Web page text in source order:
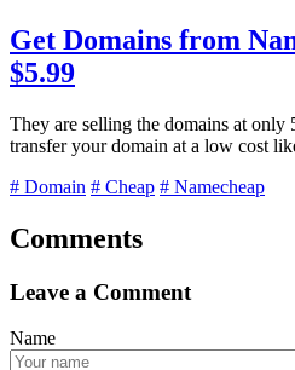
Get Domains from
$5.99
They are selling the domains at only
transfer your domain at a low cost
# Domain # Cheap # Namecheap
Comments
Leave a Comment
Name